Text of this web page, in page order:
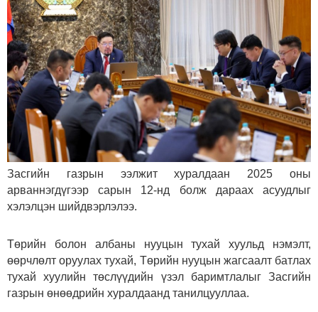
Засгийн газрын ээлжит хуралдаан 2025 оны
арваннэгдүгээр сарын 12-нд болж дараах асуудлыг
хэлэлцэн шийдвэрлэлээ.
Төрийн болон албаны нууцын тухай хуульд нэмэлт,
өөрчлөлт оруулах тухай, Төрийн нууцын жагсаалт батлах
тухай хуулийн төслүүдийн үзэл баримтлалыг Засгийн
газрын өнөөдрийн хуралдаанд танилцууллаа.